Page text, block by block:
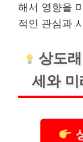
해서 영향을
적인 관심과
상도
세와 미
상